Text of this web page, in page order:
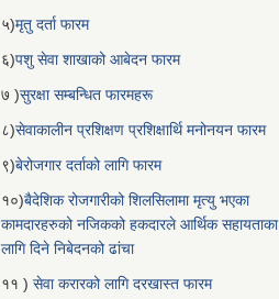
५)मृतु दर्ता फारम
६)पशु सेवा शाखाको आबेदन फारम
७ )सुरक्षा सम्बन्धित फारमहरू
८)सेवाकालीन प्रशिक्षण प्रशिक्षार्थि मनोनयन फारम
९)बेरोजगार दर्ताको लागि फारम
१०)बैदेशिक रोजगारीको शिलसिलामा मृत्यु भएका
कामदारहरुको नजिकको हकदारले आर्थिक सहायताका
लागि दिने निबेदनको ढांचा
११ ) सेवा करारको लागि दरखास्त फारम